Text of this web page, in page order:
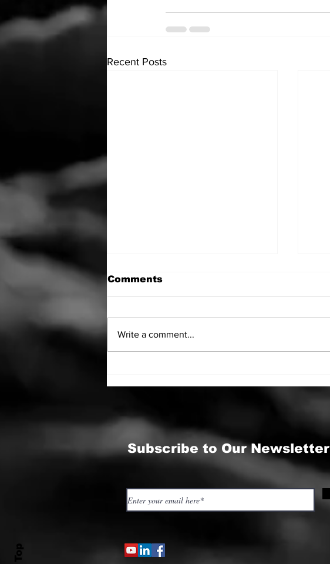
Recent Posts
Comments
Write a comment...
Subscribe to Our Newsletter